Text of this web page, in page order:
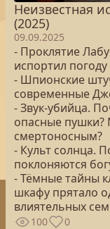
Неизвестная
(2025)
09.09.2025
- Проклятие
испортил
- Шпионские
современные
- Звук-убийца.
опасные пушки?
смертоносным?
- Культ солнца.
поклоняются
- Тёмные тайны
шкафу прятало
влиятельных
100 0